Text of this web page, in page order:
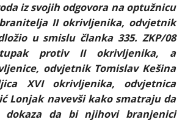
iz svojih odgovora na optužnicu
II okrivljenika, odvjetnik
u smislu članka 335. ZKP/08
protiv II okrivljenika, a
odvjetnik Tomislav Kešina
XVI okrivljenika, odvjetnica
Lonjak navevši kako smatraju da
dokaza da bi njihovi branjenici